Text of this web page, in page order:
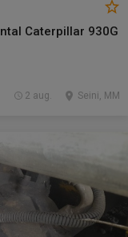
Caterpillar 930G
Seini, MM
2 aug.